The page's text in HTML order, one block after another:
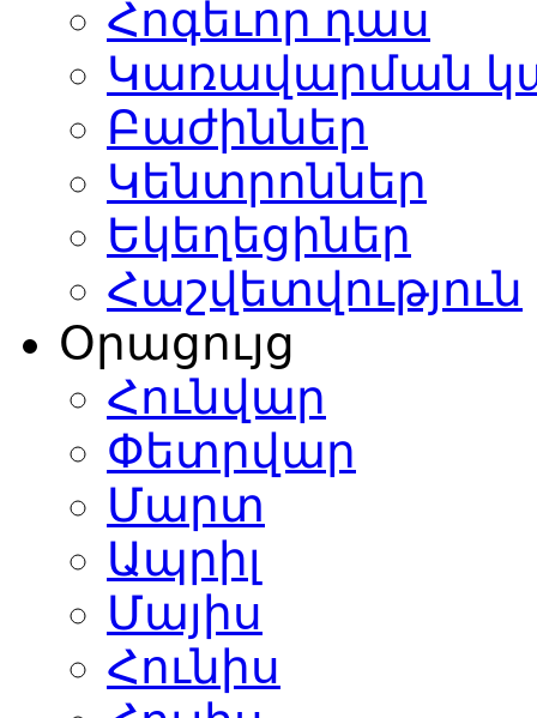
Հոգեւոր դաս
Կառավարման
Բաժիններ
Կենտրոններ
Եկեղեցիներ
Հաշվետվություն
Օրացույց
Հունվար
Փետրվար
Մարտ
Ապրիլ
Մայիս
Հունիս